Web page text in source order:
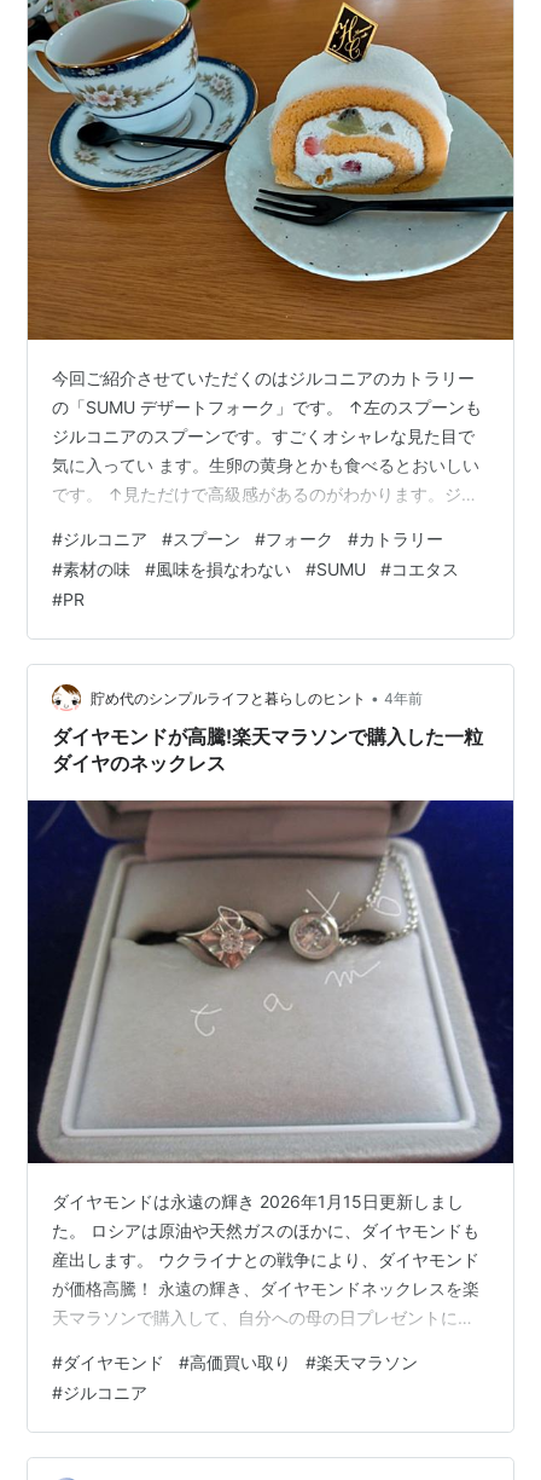
今回ご紹介させていただくのはジルコニアのカトラリー
の「SUMU デザートフォーク」です。 ↑左のスプーンも
ジルコニアのスプーンです。すごくオシャレな見た目で
気に入ってい ます。生卵の黄身とかも食べるとおいしい
です。 ↑見ただけで高級感があるのがわかります。ジル
い素材。それでいて、サファイヤに次ぐ硬さを持ち、ク
レンザーでも傷が付きません。漂白もでき、更に電子レ
ンジも使うことができ、金属臭がないため、料理の繊細
な風味が分かります。 素材の味をできるだけ損なわず食
べることができる最高のカトラリーです。 金属だと口に
入れたとき、金属臭を感じ、食材本来の…
#ジルコニア #スプーン #フォーク #カトラリー
#素材の味 #風味を損なわない #SUMU #コエタス
#PR
貯め代のシンプルライフと暮らしのヒント • 4年前
ダイヤモンドが高騰!楽天マラソンで購入した一粒
ダイヤのネックレス
ダイヤモンドは永遠の輝き 2026年1月15日更新しまし
た。 ロシアは原油や天然ガスのほかに、ダイヤモンドも
産出します。 ウクライナとの戦争により、ダイヤモンド
が価格高騰！ 永遠の輝き、ダイヤモンドネックレスを楽
天マラソンで購入して、自分への母の日プレゼントにし
イヤモンド高騰 ネックレスコレクション まとめ 一粒ダ
イヤ 大粒ダイヤのネックレス とっても大粒なダイヤモン
ドネックレスが破格！ シンプルライフのユキコさんのブ
ログで知ったのです。 ジルコニア（人造ダイヤ）です
#ダイヤモンド #高価買い取り #楽天マラソン
#ジルコニア